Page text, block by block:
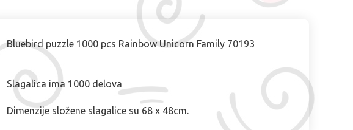
Bluebird puzzle 1000 pcs Rainbow Unicorn Family 70193
Slagalica ima 1000 delova
Dimenzije složene slagalice su 68 x 48cm.